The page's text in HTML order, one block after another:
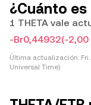
¿Cuánto
1 THETA vale
-Br0,44932(-2,00
Última actualización:
Universal Time)